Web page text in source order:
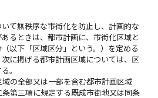
て無秩序な市街化を防止し、計画的な
るときは、都市計画に、市街化区域と
以下「区域区分」という。）を定める
に掲げる都市計画区域については、区
。
の全部又は一部を含む都市計画区域
条第三項に規定する既成市街地又は同条